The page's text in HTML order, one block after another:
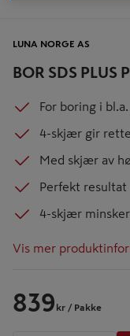
BOR SDS PLUS
LUNA NORGE AS
For boring i
4-skjær gir
Med skjær av
Perfekt
4-skjær
Vis mer
839 kr / Pakke